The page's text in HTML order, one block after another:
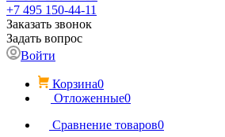
+7 495 150-44-11
Заказать звонок
Задать вопрос
Войти
Корзина0
Отложенные0
Сравнение товаров0